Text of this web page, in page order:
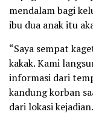
mendalam bagi
ibu dua anak itu
“Saya sempat
kakak. Kami
informasi dari
kandung korban
dari lokasi kejadian.